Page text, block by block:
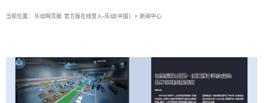
当前位置： 乐动网页版·官方版在线登入-乐动(中国), > 新闻中心